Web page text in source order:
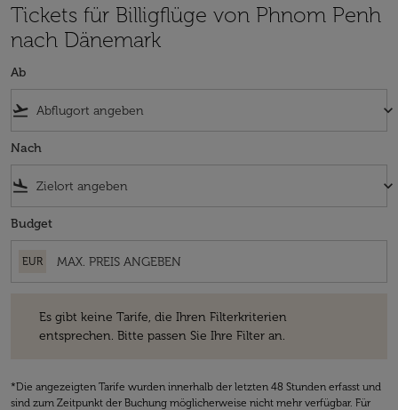
Tickets für Billigflüge von Phnom Penh
nach Dänemark
Ab
flight_takeoff keyboard_arrow_down
Nach
flight_land keyboard_arrow_down
Budget
EUR
Es gibt keine Tarife, die Ihren Filterkriterien
entsprechen. Bitte passen Sie Ihre Filter an.
*Die angezeigten Tarife wurden innerhalb der letzten 48 Stunden erfasst und
sind zum Zeitpunkt der Buchung möglicherweise nicht mehr verfügbar. Für